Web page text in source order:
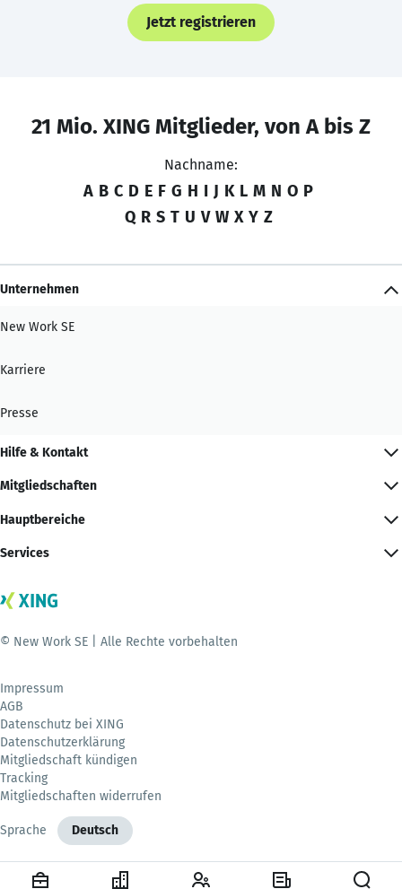
Jetzt registrieren
21 Mio. XING Mitglieder, von A bis Z
Nachname:
A B C D E F G H I J K L M N O P
Q R S T U V W X Y Z
Unternehmen
New Work SE
Karriere
Presse
Hilfe & Kontakt
Mitgliedschaften
Hauptbereiche
Services
© New Work SE | Alle Rechte vorbehalten
Impressum
AGB
Datenschutz bei XING
Datenschutzerklärung
Mitgliedschaft kündigen
Tracking
Mitgliedschaften widerrufen
Sprache Deutsch